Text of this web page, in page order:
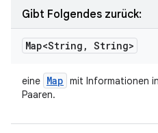
Gibt Folgendes zurück:
Map<String , String>
eine Map mit Informationen
Paaren.